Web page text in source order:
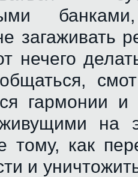
загаживать
нечего
гармонии
на
тому, как
и